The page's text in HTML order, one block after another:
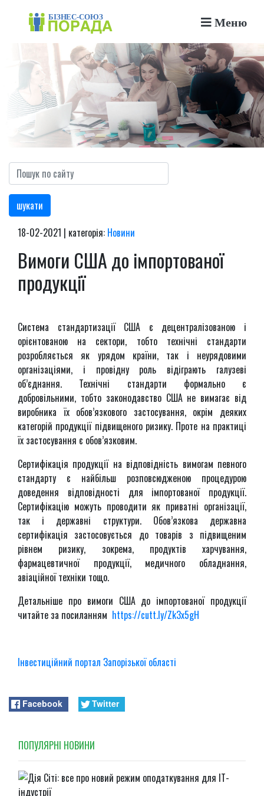
Меню
шукати
18-02-2021 | категорія: Новини
Вимоги США до імпортованої
продукції
Система стандартизації США є децентралізованою і
орієнтованою на сектори, тобто технічні стандарти
розробляється як урядом країни, так і неурядовими
організаціями, і провідну роль відіграють галузеві
об’єднання. Технічні стандарти формально є
добровільними, тобто законодавство США не вимагає від
виробника їх обов’язкового застосування, окрім деяких
категорій продукції підвищеного ризику. Проте на практиці
їх застосування є обов’язковим.
Сертифікація продукції на відповідність вимогам певного
стандарту є найбільш розповсюдженою процедурою
доведення відповідності для імпортованої продукції.
Сертифікацію можуть проводити як приватні організації,
так і державні структури. Обов’язкова державна
сертифікація застосовується до товарів з підвищеним
рівнем ризику, зокрема, продуктів харчування,
фармацевтичної продукції, медичного обладнання,
авіаційної техніки тощо.
Детальніше про вимоги США до імпортованої продукції
читайте за посиланням https://cutt.ly/Zk3x5gH
Інвестиційний портал Запорізької області
Facebook Twitter
ПОПУЛЯРНI НОВИНИ